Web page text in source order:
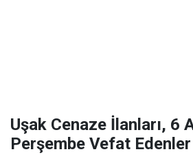
Uşak Cenaze İlanları, 6
Perşembe Vefat Edenler